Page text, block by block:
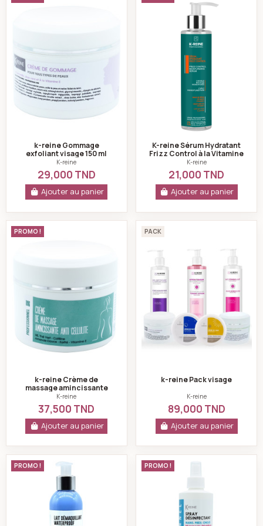
k-reine Gommage
exfoliant visage 150 ml
K-reine
29,000 TND
Ajouter au panier
K-reine Sérum Hydratant
Frizz Control à la Vitamine
100ml
K-reine
21,000 TND
Ajouter au panier
k-reine Crème de massage amincissante 250 ml
PROMO !
k-reine Crème de
massage amincissante
250 ml
K-reine
37,500 TND
Ajouter au panier
PACK
k-reine Pack visage
K-reine
89,000 TND
Ajouter au panier
k-reine Lait démaquillant waterproof azulène 250 ml
PROMO ! K-reine Spray
PROMO !